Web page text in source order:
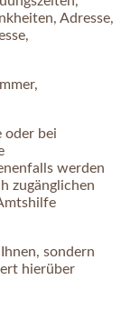
Adresse,
oder bei
werden
zugänglichen
sondern
hierüber